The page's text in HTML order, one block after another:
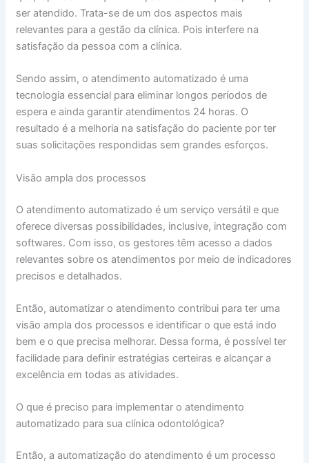
ser atendido. Trata-se de um dos aspectos mais
relevantes para a gestão da clínica. Pois interfere na
satisfação da pessoa com a clínica.
Sendo assim, o atendimento automatizado é uma
tecnologia essencial para eliminar longos períodos de
espera e ainda garantir atendimentos 24 horas. O
resultado é a melhoria na satisfação do paciente por ter
suas solicitações respondidas sem grandes esforços.
Visão ampla dos processos
O atendimento automatizado é um serviço versátil e que
oferece diversas possibilidades, inclusive, integração com
softwares. Com isso, os gestores têm acesso a dados
relevantes sobre os atendimentos por meio de indicadores
precisos e detalhados.
Então, automatizar o atendimento contribui para ter uma
visão ampla dos processos e identificar o que está indo
bem e o que precisa melhorar. Dessa forma, é possível ter
facilidade para definir estratégias certeiras e alcançar a
excelência em todas as atividades.
O que é preciso para implementar o atendimento
automatizado para sua clínica odontológica?
Então, a automatização do atendimento é um processo